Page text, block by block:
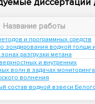
Название работы
и программных средств
зондирования водной толщи и
разгрузки метана
и внутренних
волн в задачах
волнения
состав водной взвеси